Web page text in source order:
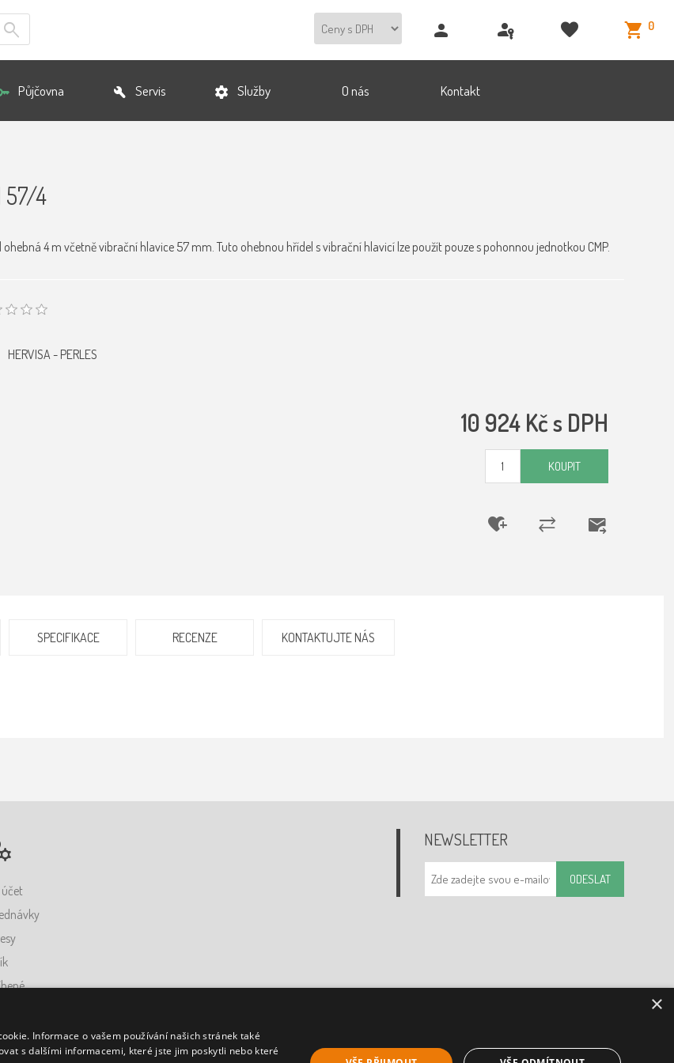
0
Půjčovna Servis Služby O nás Kontakt
57/4
ohebná 4 m včetně vibrační hlavice 57 mm. Tuto ohebnou hřídel s vibrační hlavicí lze použít pouze s pohonnou jednotkou CMP.
HERVISA - PERLES
10 924 Kč s DPH
KOUPIT
SPECIFIKACE RECENZE KONTAKTUJTE NÁS
účet
NEWSLETTER
ODESLAT
×
Informace o vašem používání našich stránek také
s dalšími informacemi, které jste jim poskytli nebo které